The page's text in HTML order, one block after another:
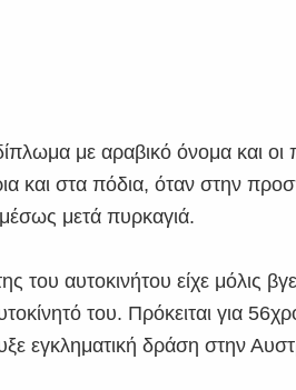
με αραβικό όνομα και οι
και στα πόδια, όταν στην
μετά πυρκαγιά.
του αυτοκινήτου είχε μόλις
του. Πρόκειται για
εγκληματική δράση στην